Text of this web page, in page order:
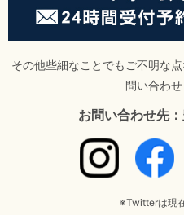
その他些細なことでもご不明な
問い合わせ
お問い合わせ先
※Twitterは現